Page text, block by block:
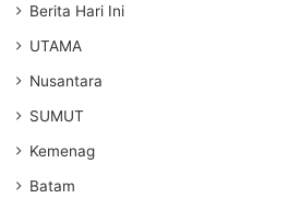
Berita Hari Ini
UTAMA
Nusantara
SUMUT
Kemenag
Batam